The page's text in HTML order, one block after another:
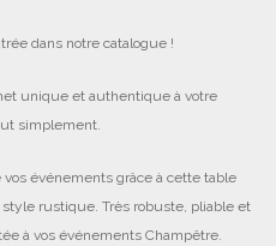
dans notre catalogue !
unique et authentique à votre
simplement.
événements grâce à cette table
rustique. Très robuste, pliable et
à vos événements Champêtre.